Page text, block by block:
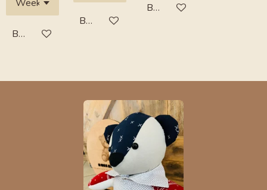
Bekijk details
Bekijk details
Bekijk details